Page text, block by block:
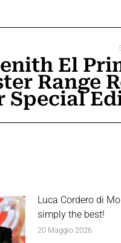
El
Range
Special
Luca Cordero di
simply the best!
20 Maggio 2026